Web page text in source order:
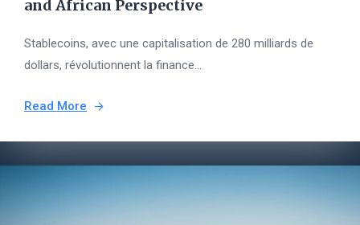
and African Perspective
Stablecoins, avec une capitalisation de 280 milliards de
dollars, révolutionnent la finance...
Read More